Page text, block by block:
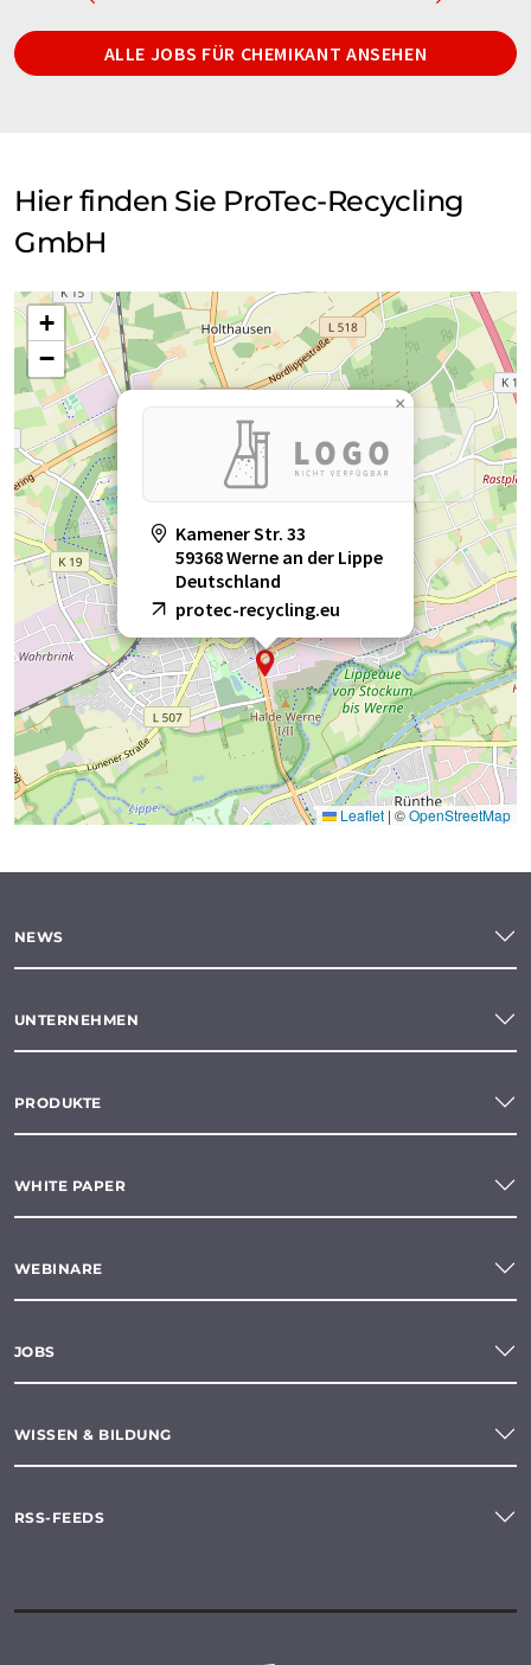
ALLE JOBS FÜR CHEMIKANT ANSEHEN
Hier finden Sie ProTec-Recycling
GmbH
Kamener Str. 33
59368 Werne an der Lippe
Deutschland
protec-recycling.eu
×
+
−
Leaflet | ©OpenStreetMap
NEWS
UNTERNEHMEN
PRODUKTE
WHITE PAPER
WEBINARE
JOBS
WISSEN & BILDUNG
RSS-FEEDS